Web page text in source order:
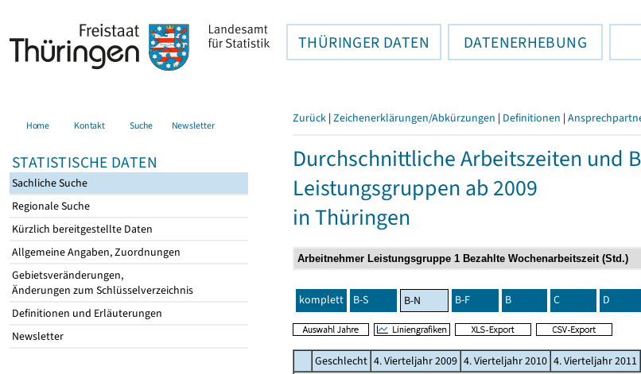
THÜRINGER DATEN DATENERHEBUNG
Home Kontakt Suche Newsletter
STATISTISCHE DATEN
Sachliche Suche
Regionale Suche
Kürzlich bereitgestellte Daten
Allgemeine Angaben, Zuordnungen
Gebietsveränderungen,
Änderungen zum Schlüsselverzeichnis
Definitionen und Erläuterungen
Newsletter
Zurück | Zeichenerklärungen/Abkürzungen | Definitionen |
Durchschnittliche Arbeitszeiten und
Leistungsgruppen ab 2009
in Thüringen
komplett B-S B-N B-F B C D
Geschlecht 4. Vierteljahr 2009 4. Vierteljahr 2010 4. Vierteljahr 2011